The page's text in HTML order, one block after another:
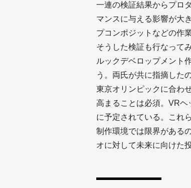
一連の検証結果からプロ
マンスに与える影響が大
プコンポジットなどの作
そうした検証も行なって
ルックデベロップメント
う。両氏が共に指摘した
東京オリンピックに合わ
高まることは必須。VR
に予定されている。これ
制作環境では限界がある
オに対して未来に向けた